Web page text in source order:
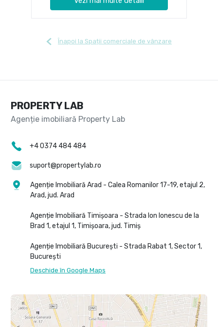
Înapoi la Spații comerciale de vânzare
PROPERTY LAB
+4 0374 484 484
suport@propertylab.ro
Agenție Imobiliară Arad - Calea Romanilor 17-19, etajul 2,
Arad, jud. Arad
Agenție Imobiliară Timișoara - Strada Ion Ionescu de la
Brad 1, etajul 1, Timișoara, jud. Timiș
Agenție Imobiliară București - Strada Rabat 1, Sector 1,
București
Deschide în Google Maps